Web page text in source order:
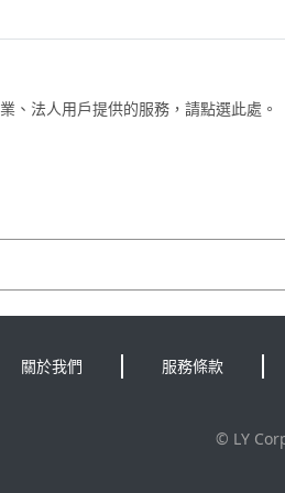
、法人用戶提供的服務，請點選此處。
關於我們 服務條款
© LY